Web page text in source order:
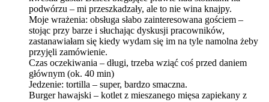
podwórzu – mi przeszkadzały, ale to nie wina knajpy.
Moje wrażenia: obsługa słabo zainteresowana gościem –
stojąc przy barze i słuchając dyskusji pracowników,
zastanawiałam się kiedy wydam się im na tyle namolna żeby
przyjęli zamówienie.
Czas oczekiwania – długi, trzeba wziąć coś przed daniem
głównym (ok. 40 min)
Jedzenie: tortilla – super, bardzo smaczna.
Burger hawajski – kotlet z mieszanego mięsa zapiekany z